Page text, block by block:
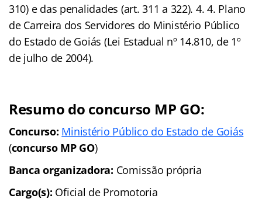
310) e das penalidades (art. 311 a 322). 4. 4. Plano
de Carreira dos Servidores do Ministério Público
do Estado de Goiás (Lei Estadual nº 14.810, de 1º
de julho de 2004).
Resumo do concurso MP GO:
Concurso: Ministério Público do Estado de Goiás
(concurso MP GO)
Banca organizadora: Comissão própria
Cargo(s): Oficial de Promotoria